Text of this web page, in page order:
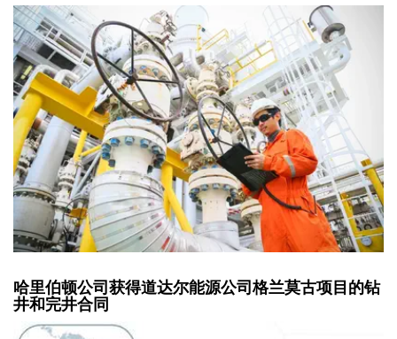
哈里伯顿公司获得道达尔能源公司格兰莫古项目的钻
井和完井合同